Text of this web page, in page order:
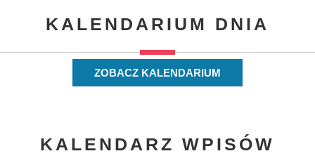
KALENDARIUM DNIA
ZOBACZ KALENDARIUM
KALENDARZ WPISÓW